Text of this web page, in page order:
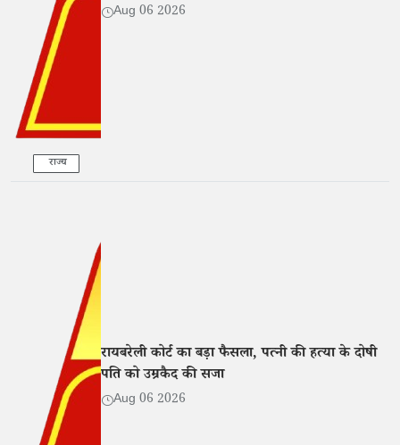
राज्य
Aug 06 2026
रायबरेली कोर्ट का बड़ा फैसला, पत्नी की हत्या के दोषी
पति को उम्रकैद की सजा
Aug 06 2026